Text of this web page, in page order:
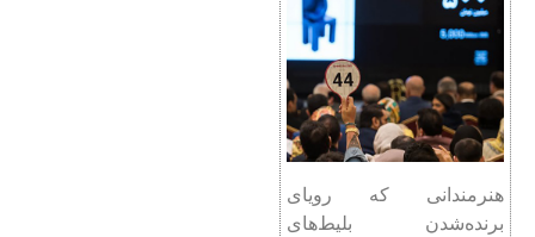
هنرمندانی که رویای
برنده‌شدن بلیط‌های